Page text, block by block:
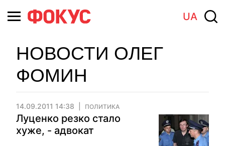
UA
НОВОСТИ ОЛЕГ
ФОМИН
14.09.2011 14:38 ПОЛИТИКА
Луценко резко стало
хуже, - адвокат